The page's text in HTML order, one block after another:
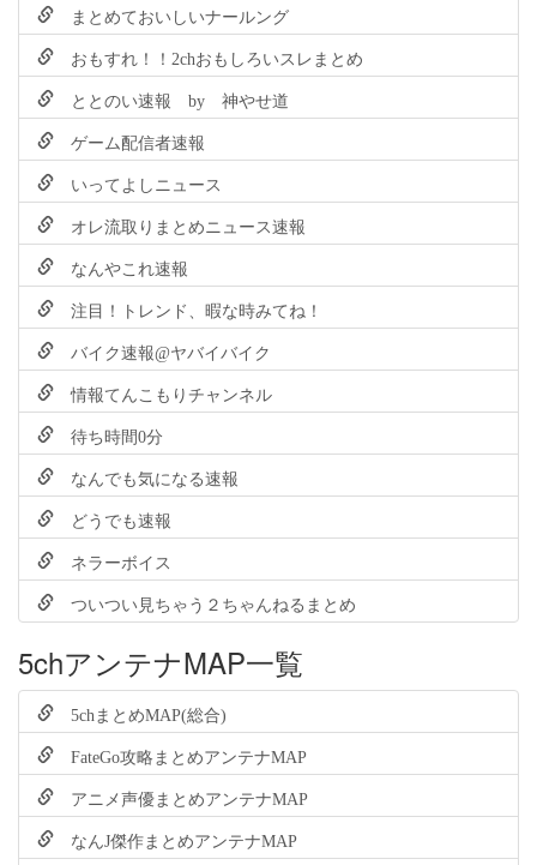
まとめておいしいナールング
おもすれ！！2chおもしろいスレまとめ
ととのい速報 by 神やせ道
ゲーム配信者速報
いってよしニュース
オレ流取りまとめニュース速報
なんやこれ速報
注目！トレンド、暇な時みてね！
バイク速報@ヤバイバイク
情報てんこもりチャンネル
待ち時間0分
なんでも気になる速報
どうでも速報
ネラーボイス
ついつい見ちゃう２ちゃんねるまとめ
5chアンテナMAP一覧
5chまとめMAP(総合)
FateGo攻略まとめアンテナMAP
アニメ声優まとめアンテナMAP
なんJ傑作まとめアンテナMAP